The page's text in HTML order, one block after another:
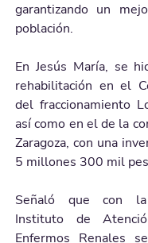
garantizando un
población.
En Jesús María, se
rehabilitación en el
del fraccionamiento
así como en el de la
Zaragoza, con una
5 millones 300 mil
Señaló que con
Instituto de
Enfermos Renales